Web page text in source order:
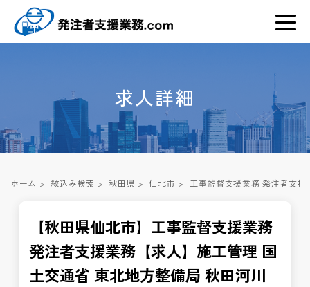
求人詳細
ホーム > 絞込み検索 > 秋田県 > 仙北市 > 工事監督支援業務 発注者支
【秋田県仙北市】工事監督支援業務
発注者支援業務【求人】施工管理 国
土交通省 東北地方整備局 秋田河川